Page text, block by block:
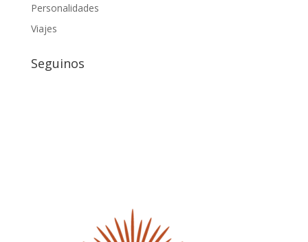
Personalidades
Viajes
Seguinos